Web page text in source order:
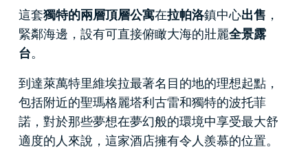
這套獨特的兩層頂層公寓在拉帕洛鎮中心出售 ，
緊鄰海邊，設有可直接俯瞰大海的壯麗全景露
台。
到達萊萬特里維埃拉最著名目的地的理想起點，
包括附近的聖瑪格麗塔利古雷和獨特的波托菲
諾，對於那些夢想在夢幻般的環境中享受最大舒
適度的人來說，這家酒店擁有令人羨慕的位置。